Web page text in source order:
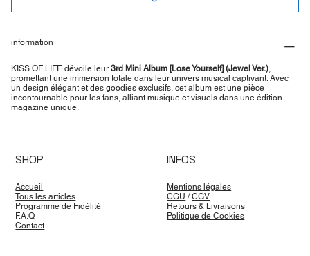
information
KISS OF LIFE dévoile leur 3rd Mini Album [Lose Yourself] (Jewel Ver.),
promettant une immersion totale dans leur univers musical captivant. Avec
un design élégant et des goodies exclusifs, cet album est une pièce
incontournable pour les fans, alliant musique et visuels dans une édition
magazine unique.
SHOP
Accueil
Tous les articles
Programme de Fidélité
F.A.Q
Contact
INFOS
Mentions légales
CGU /CGV
Retours & Livraisons
Politique de Cookies